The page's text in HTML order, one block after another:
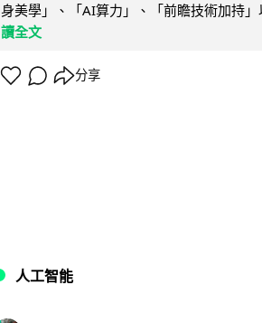
身美學」、「AI算力」、「前瞻技術加持
讀全文
分享
人工智能